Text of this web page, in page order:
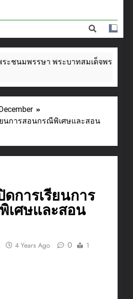
อาชีวศึกษา
นครสวรรค์
ชนมพรรษา พระบาทสมเด็จพระเจ้าอ
นการสอนกรณีพิเศษและสอน
การเรียนการ
เศษและสอน
4 Years Ago 0
1